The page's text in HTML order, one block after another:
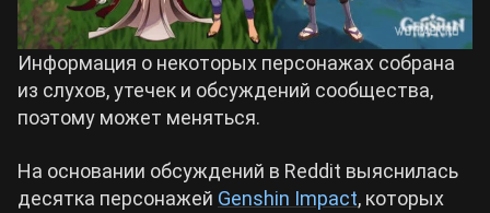
Wuthering Waves
Roblox
Hogwarts Legacy
Информация о некоторых персонажах собрана
из слухов, утечек и обсуждений сообщества,
поэтому может меняться.
На основании обсуждений в Reddit выяснилась
десятка персонажей Genshin Impact, которых